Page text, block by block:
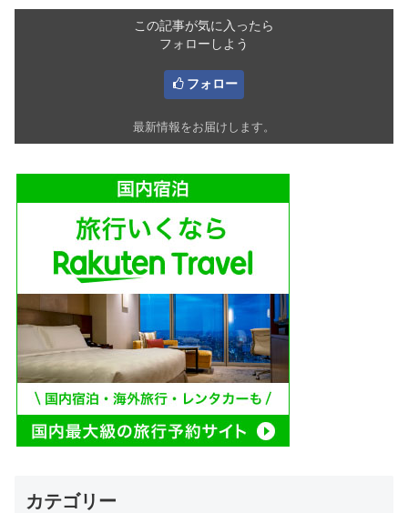
この記事が気に入ったら
フォローしよう
フォロー
最新情報をお届けします。
カテゴリー